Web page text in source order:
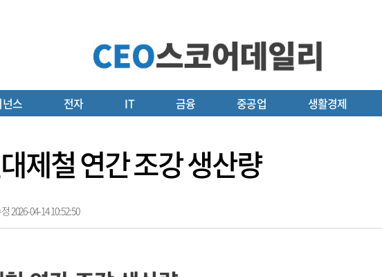
스 전자 IT 금융 중공업 생활경제
제철 연간 조강 생산량
2026-04-14 10:52:50